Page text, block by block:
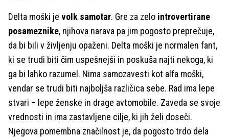
Delta moški je volk samotar. Gre za zelo introvertirane
posameznike, njihova narava pa jim pogosto preprečuje,
da bi bili v življenju opaženi. Delta moški je normalen fant,
ki se trudi biti čim uspešnejši in poskuša najti nekoga, ki
ga bi lahko razumel. Nima samozavesti kot alfa moški,
vendar se trudi biti najboljša različica sebe. Rad ima lepe
stvari – lepe ženske in drage avtomobile. Zaveda se svoje
vrednosti in ima zastavljene cilje, ki jih želi doseči.
Njegova pomembna značilnost je, da pogosto trdo dela